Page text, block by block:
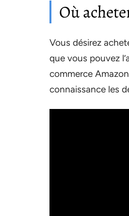
Où
Vous désirez
que vous pouvez
commerce
connaissance les